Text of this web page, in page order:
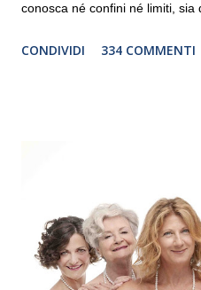
conosca né confini né limiti, sia
debutterà il 10 settembre a
“Settembre dell’Accademia”
consecutivo. Il pubblico
giovani artisti della Baltic Sea
volta. L’orchestra, fondata nel
CONDIVIDI 334 COMMENTI